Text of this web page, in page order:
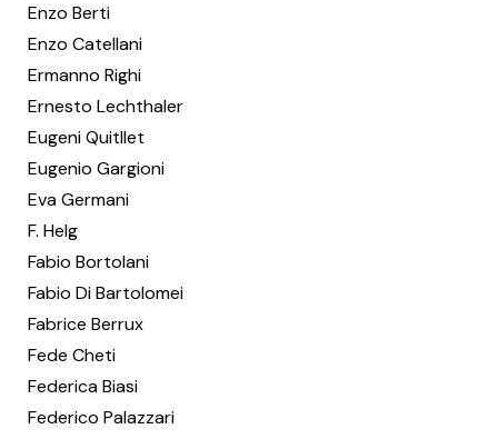
Enzo Berti
Enzo Catellani
Ermanno Righi
Ernesto Lechthaler
Eugeni Quitllet
Eugenio Gargioni
Eva Germani
F. Helg
Fabio Bortolani
Fabio Di Bartolomei
Fabrice Berrux
Fede Cheti
Federica Biasi
Federico Palazzari